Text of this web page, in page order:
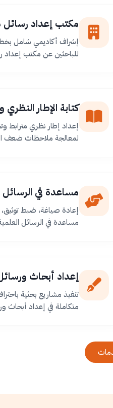
مكتب إعداد رسائل
إشراف أكاديمي شامل
للباحثين عن مكتب إعداد
كتابة الإطار
إعداد إطار نظري مترابط
لمعالجة ملاحظات ضعف
مساعدة في الرسائل
إعادة صياغة، ضبط
مساعدة في الرسائل
إعداد أبحاث
تنفيذ مشاريع بحثية
متكاملة في إعداد أبحاث